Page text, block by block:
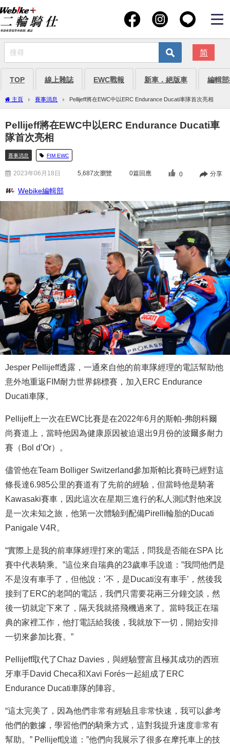
简
TOP 線上雜誌 EWC戰報 新車．絕版車 編輯
主頁 賽事消息 Pellijeff將在EWC中以ERC Endurance Ducati車隊首次亮相
Pellijeff將在EWC中以ERC Endurance Ducati車
隊首次亮相
賽事消息 FIM EWC
2023年06月18日 5,687次瀏覽 0篇回應 0 分享
Webike編輯部
Jesper Pellijeff透露，一通來自他的前車隊經理的電話幫助他
意外地重返FIM耐力世界錦標賽，加入ERC Endurance
Ducati車隊。
Pellijeff上一次在EWC比賽是在2022年6月的斯帕-弗朗科爾
尚賽道上，當時他因為健康原因被迫退出9月份的波爾多耐力
賽（Bol d’Or）。
儘管他在Team Bolliger Switzerland參加斯帕比賽時已經對這
條長達6.985公里的賽道有了先前的經驗，但當時他是騎著
Kawasaki賽車，因此這次在星期三進行的私人測試對他來說
是一次未知之旅，他第一次體驗到配備Pirelli輪胎的Ducati
Panigale V4R。
“實際上是我的前車隊經理打來的電話，問我是否能在SPA 比
賽中代表騎乘。”這位來自瑞典的23歲車手說道：”我問他們是
不是沒有車手了，但他說：’不，是Ducati沒有車手’，然後我
接到了ERC的老闆的電話，我們只需要花兩三分鐘交談，然
後一切就定下來了，隔天我就搭飛機過來了。當時我正在瑞
典的家裡工作，他打電話給我後，我就放下一切，開始安排
一切來參加比賽。”
Pellijeff取代了Chaz Davies，與經驗豐富且極其成功的西班
牙車手David Checa和Xavi Forés一起組成了ERC
Endurance Ducati車隊的陣容。
“這太完美了，因為他們非常有經驗且非常快速，我可以參考
他們的數據，學習他們的騎乘方式，這對我提升速度非常有
幫助。” Pellijeff說道：”他們向我展示了很多在摩托車上的技